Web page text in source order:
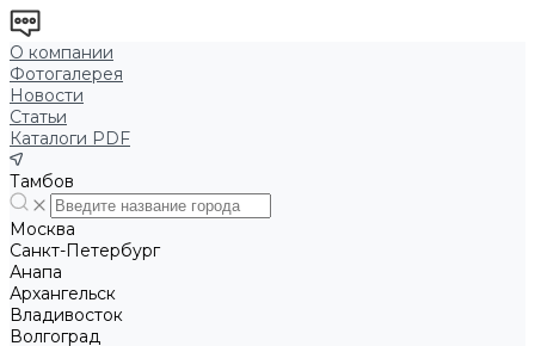
О компании
Фотогалерея
Новости
Статьи
Каталоги PDF
Тамбов
Москва
Санкт-Петербург
Анапа
Архангельск
Владивосток
Волгоград